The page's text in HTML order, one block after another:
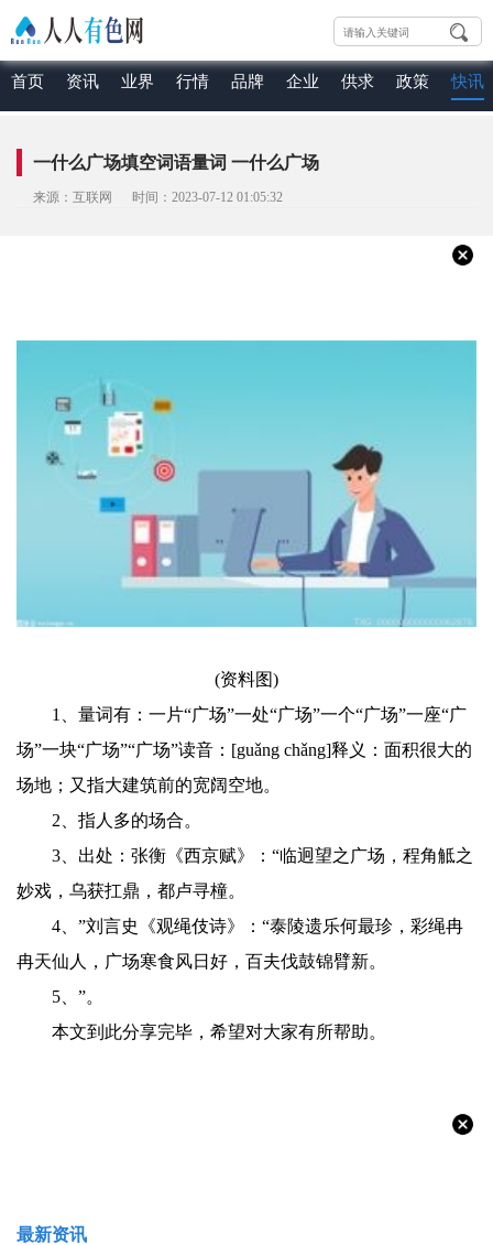
首页 资讯 业界 行情 品牌 企业 供求 政策 快讯
一什么广场填空词语量词 一什么广场
来源：互联网 时间：2023-07-12 01:05:32
(资料图)
1、量词有：一片“广场”一处“广场”一个“广场”一座“广
场”一块“广场”“广场”读音：[guǎng chǎng]释义：面积很大的
场地；又指大建筑前的宽阔空地。
2、指人多的场合。
3、出处：张衡《西京赋》：“临迥望之广场，程角觝之
妙戏，乌获扛鼎，都卢寻橦。
4、”刘言史《观绳伎诗》：“泰陵遗乐何最珍，彩绳冉
冉天仙人，广场寒食风日好，百夫伐鼓锦臂新。
5、”。
本文到此分享完毕，希望对大家有所帮助。
最新资讯